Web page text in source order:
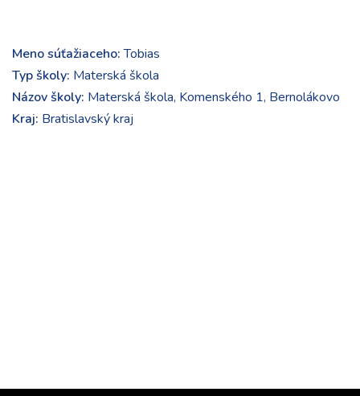
Meno súťažiaceho:Tobias
Typ školy: Materská škola
Názov školy: Materská škola, Komenského 1, Bernolákovo
Kraj: Bratislavský kraj